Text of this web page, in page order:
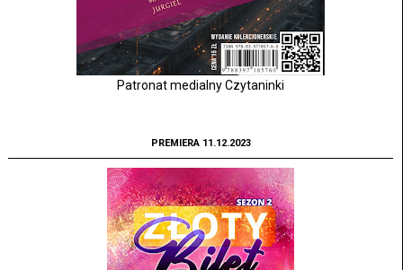
Patronat medialny Czytaninki
PREMIERA 11.12.2023